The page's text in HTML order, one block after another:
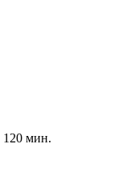
120 мин.